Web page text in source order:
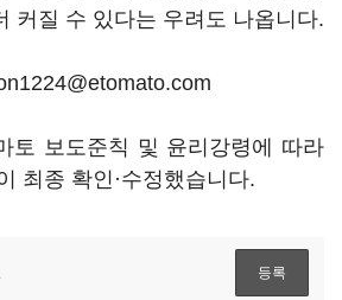
커질 수 있다는 우려도 나옵니다.
토 보도준칙 및 윤리강령에 따라
최종 확인·수정했습니다.